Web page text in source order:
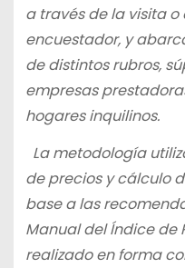
a través de la visita
encuestador, y
de distintos rubros,
empresas
hogares inquilinos.
La metodología
de precios y cálculo
base a las
Manual del Índice de
realizado en forma